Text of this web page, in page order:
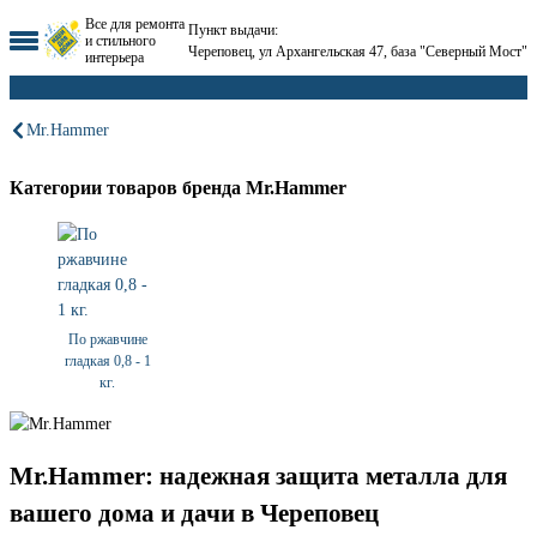
Все для ремонта
и стильного
интерьера
Пункт выдачи:
Череповец, ул Архангельская 47, база "Северный Мост"
Mr.Hammer
Категории товаров бренда Mr.Hammer
По ржавчине
гладкая 0,8 - 1
кг.
Mr.Hammer: надежная защита металла для
вашего дома и дачи в Череповец